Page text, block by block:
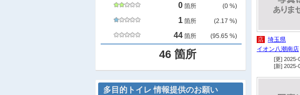
店 埼玉県
イオン八潮南店
[更] 2025-
[新] 2025-
0 箇所 (0 %)
1 箇所 (2.17 %)
44 箇所 (95.65 %)
46 箇所
多目的トイレ 情報提供のお願い